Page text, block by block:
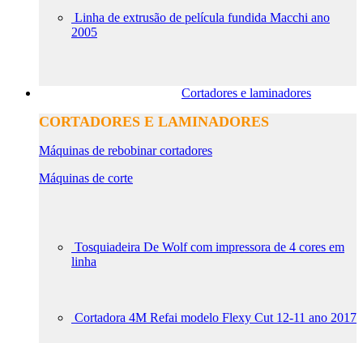
Linha de extrusão de película fundida Macchi ano
2005
Cortadores e laminadores
CORTADORES E LAMINADORES
Máquinas de rebobinar cortadores
Máquinas de corte
Tosquiadeira De Wolf com impressora de 4 cores em
linha
Cortadora 4M Refai modelo Flexy Cut 12-11 ano 2017